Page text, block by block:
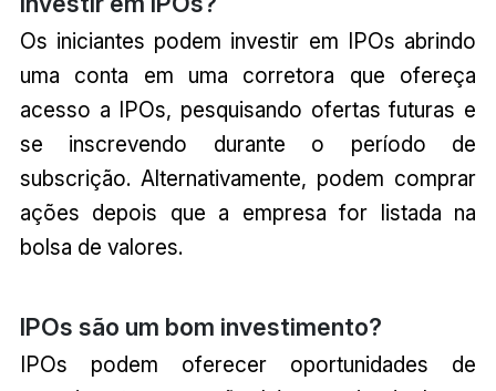
Os iniciantes podem investir em IPOs abrindo
uma conta em uma corretora que ofereça
acesso a IPOs, pesquisando ofertas futuras e
se inscrevendo durante o período de
subscrição. Alternativamente, podem comprar
ações depois que a empresa for listada na
bolsa de valores.
IPOs são um bom investimento?
IPOs podem oferecer oportunidades de